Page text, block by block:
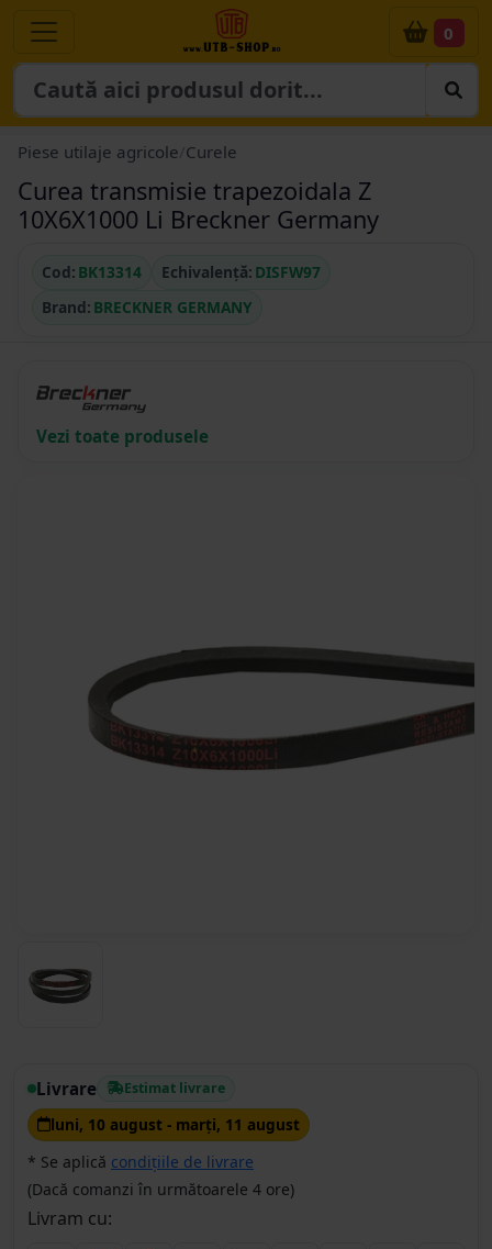
0
Piese utilaje agricole Curele
Curea transmisie trapezoidala Z
10X6X1000 Li Breckner Germany
Cod: BK13314 Echivalență: DISFW97
Brand: BRECKNER GERMANY
Vezi toate produsele
Livrare Estimat livrare
luni, 10 august - marţi, 11 august
* Se aplică condițiile de livrare
(Dacă comanzi în următoarele 4 ore)
Livram cu: